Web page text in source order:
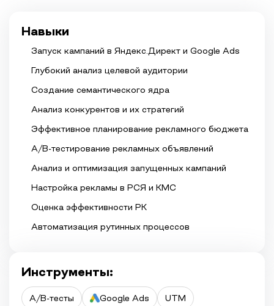
Навыки
Запуск кампаний в Яндекс.Директ и Google Ads
Глубокий анализ целевой аудитории
Создание семантического ядра
Анализ конкурентов и их стратегий
Эффективное планирование рекламного бюджета
A/B-тестирование рекламных объявлений
Анализ и оптимизация запущенных кампаний
Настройка рекламы в РСЯ и КМС
Оценка эффективности РК
Автоматизация рутинных процессов
Инструменты:
A/B-тесты Google Ads UTM